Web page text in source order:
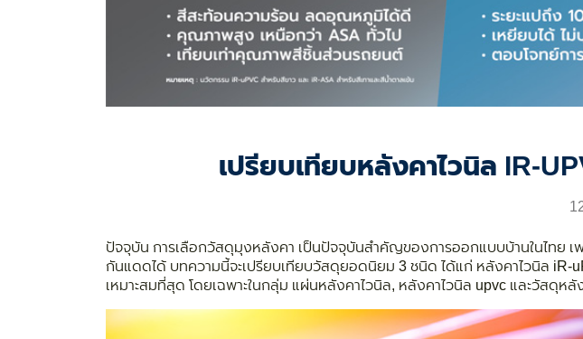
เปรียบเทียบหลังคาไวนิล IR-
ปัจจุบัน การเลือกวัสดุมุงหลังคา เป็นปัจจุบันสำคัญของการออกแบบบ้านในไทย
กันแดดได้ บทความนี้จะเปรียบเทียบวัสดุยอดนิยม 3 ชนิด ได้แก่ หลังคาไวนิล iR-
เหมาะสมที่สุด โดยเฉพาะในกลุ่ม แผ่นหลังคาไวนิล, หลังคาไวนิล upvc และวัสดุห